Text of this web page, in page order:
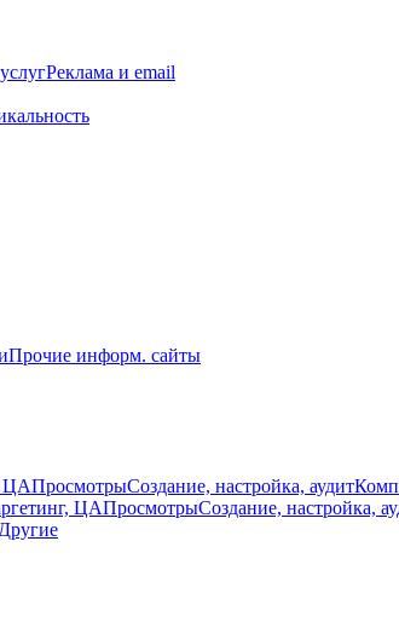
Реклама и email
Прочие информ. сайты
ЦАПросмотрыСоздание, настройка, аудит
ЦАПросмотрыСоздание, настройка,
Другие